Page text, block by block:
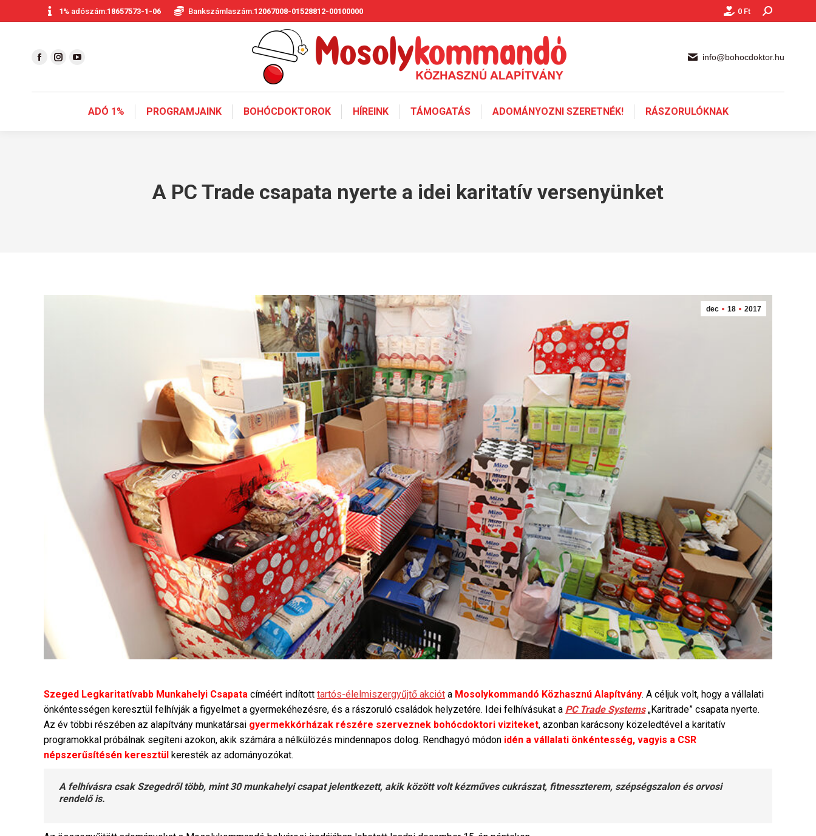
1% adószám:18657573-1-06 Bankszámlaszám:12067008-01528812-00100000 0 Ft Keresés:
info@bohocdoktor.hu
ADÓ 1% PROGRAMJAINK BOHÓCDOKTOROK HÍREINK TÁMOGATÁS ADOMÁNYOZNI SZERETNÉK! RÁSZORULÓKNAK
A PC Trade csapata nyerte a idei karitatív versenyünket
dec 18 2017
Szeged Legkaritatívabb Munkahelyi Csapata címéért indított tartós-élelmiszergyűjtő akciót a Mosolykommandó Közhasznú Alapítvány. A céljuk volt, hogy a vállalati
önkéntességen keresztül felhívják a figyelmet a gyermekéhezésre, és a rászoruló családok helyzetére. Idei felhívásukat a PC Trade Systems„Karitrade” csapata nyerte.
Az év többi részében az alapítvány munkatársai gyermekkórházak részére szerveznek bohócdoktori viziteket, azonban karácsony közeledtével a karitatív
programokkal próbálnak segíteni azokon, akik számára a nélkülözés mindennapos dolog. Rendhagyó módon idén a vállalati önkéntesség, vagyis a CSR
népszerűsítésén keresztül keresték az adományozókat.
A felhívásra csak Szegedről több, mint 30 munkahelyi csapat jelentkezett, akik között volt kézműves cukrászat, fitnesszterem, szépségszalon és orvosi
rendelő is.